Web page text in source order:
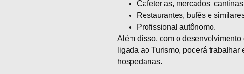
Cafeterias, mercados,
Restaurantes, bufês e
Profissional autônomo.
Além disso, com o
ligada ao Turismo, poderá trabalhar
hospedarias.